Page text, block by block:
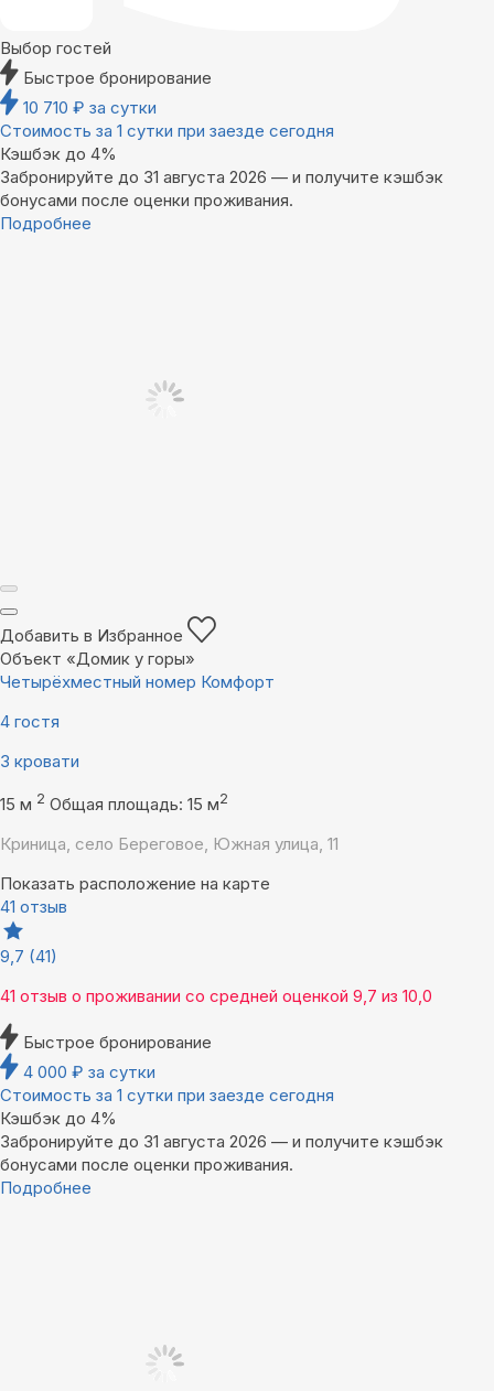
Выбор гостей
Быстрое бронирование
10 710 ₽ за сутки
Стоимость за 1 сутки при заезде сегодня
Кэшбэк до 4%
Забронируйте до 31 августа 2026 — и получите кэшбэк
бонусами после оценки проживания.
Подробнее
Добавить в Избранное
Объект «Домик у горы»
Четырёхместный номер Комфорт
4 гостя
3 кровати
15 м 2 Общая площадь: 15 м2
Криница, село Береговое, Южная улица, 11
Показать расположение на карте
41 отзыв
9,7 (41)
41 отзыв о проживании со средней оценкой 9,7 из 10,0
Быстрое бронирование
4 000 ₽ за сутки
Стоимость за 1 сутки при заезде сегодня
Кэшбэк до 4%
Забронируйте до 31 августа 2026 — и получите кэшбэк
бонусами после оценки проживания.
Подробнее